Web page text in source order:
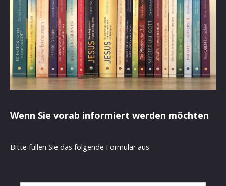
Wenn Sie vorab informiert werden möchten
Bitte füllen Sie das folgende Formular aus.